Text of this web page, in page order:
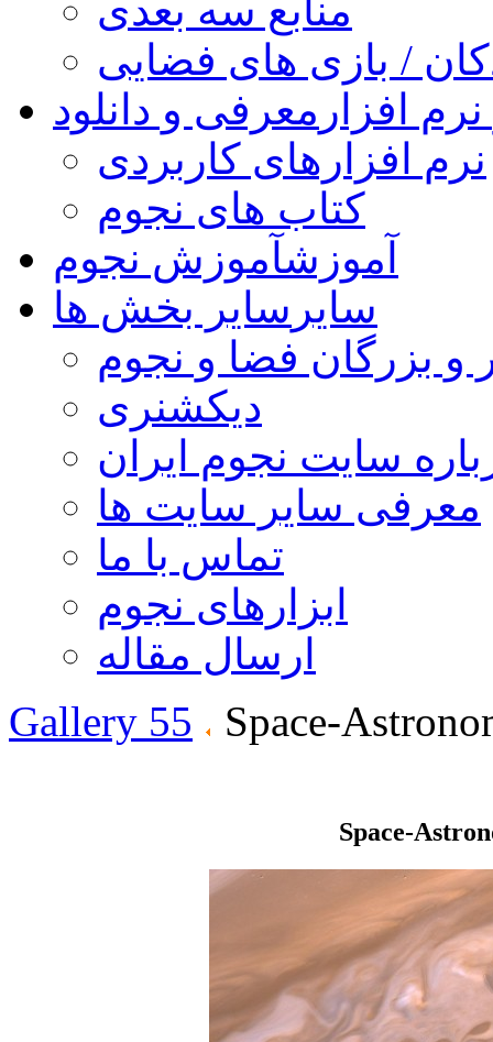
منابع سه بعدی
/ بازی های فضایی
افزار معرفی و دانلود
نرم افزارهای کاربردی
کتاب های نجوم
آموزشآموزش نجوم
سایر سایر بخش ها
و بزرگان فضا و نجوم
دیکشنری
سایت نجوم ایران
معرفی سایر سایت ها
تماس با ما
ابزارهای نجوم
ارسال مقاله
Gallery 55
Space-
Space-